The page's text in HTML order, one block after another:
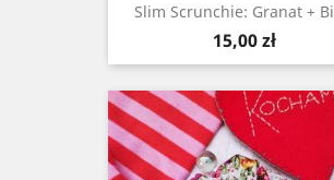
Slim Scrunchie: Granat +
Cena
15,00 zł